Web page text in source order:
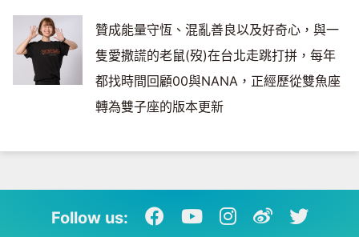
贊成能量守恆、混亂善良以及好奇心，與一
隻愛撒謊的老鼠(歿)在台北走跳打拼，每年
都找時間回顧00與NANA，正經歷從雙魚座
轉為雙子座的版本更新
Follow us: